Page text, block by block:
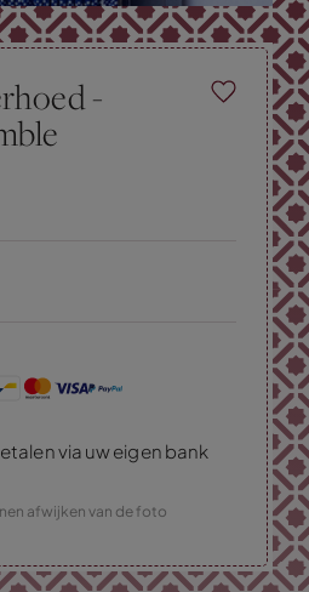
-
via uw eigen bank
afwijken van de foto